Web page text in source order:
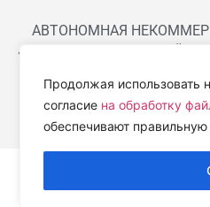
Продолжая использовать
согласие на обработку
обеспечивают правильную
АВТОНОМНАЯ
«ЦЕНТР ВЕТЕРИНАРНОЙ
Работем с